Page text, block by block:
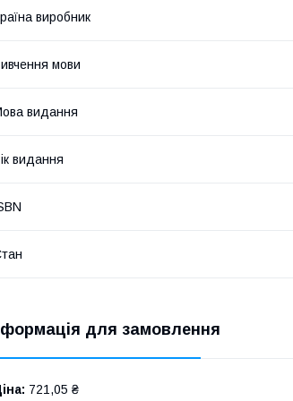
виробник
мови
видання
видання
для замовлення
721,05 ₴